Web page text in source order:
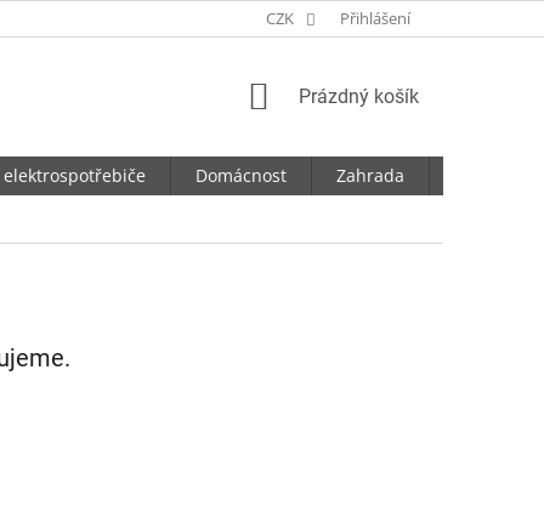
CZK Přihlášení
NÁKUPNÍ
Prázdný košík
elektrospotřebiče Domácnost Zahrada